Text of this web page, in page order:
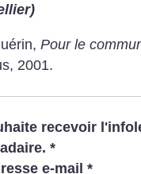
Pour le
2001.
recevoir
*
e-mail *